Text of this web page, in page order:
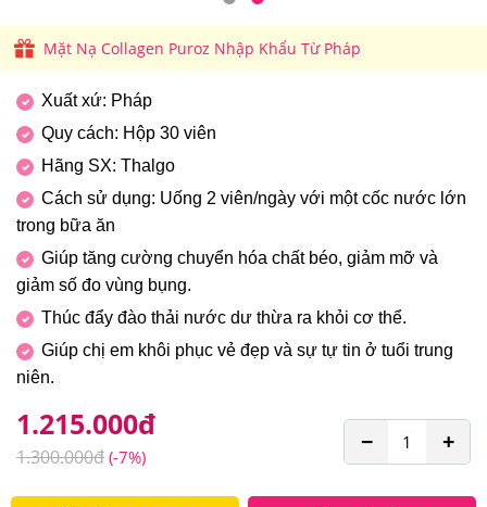
Mặt Nạ Collagen Puroz Nhập Khẩu Từ Pháp
Xuất xứ: Pháp
Quy cách: Hộp 30 viên
Hãng SX: Thalgo
Cách sử dụng: Uống 2 viên/ngày với một cốc nước lớn
trong bữa ăn
Giúp tăng cường chuyển hóa chất béo, giảm mỡ và
giảm số đo vùng bụng.
Thúc đẩy đào thải nước dư thừa ra khỏi cơ thể.
Giúp chị em khôi phục vẻ đẹp và sự tự tin ở tuổi trung
niên.
1.215.000đ
1.300.000đ (-7%)
+
−